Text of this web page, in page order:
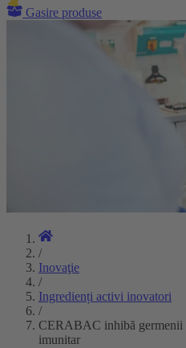
Gasire produse
/
Inovaţie
/
Ingredienți activi inovatori
/
CERABAC inhibă germenii
imunitar